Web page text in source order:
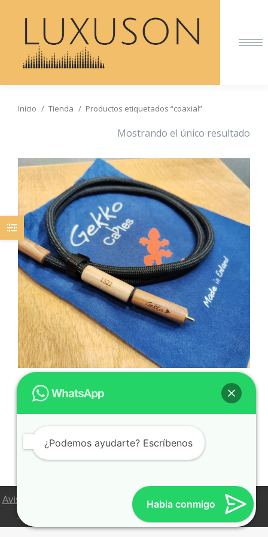
Estás aquí:
Inicio Tienda Productos etiquetados “coaxial”
Mostrando el único resultado
Aviso Legal Política de Privacidad
Política de Cookies
Configuración de Cookies
Condiciones de venta
¿Podemos ayudarte? Escríbenos
Habla conmigo